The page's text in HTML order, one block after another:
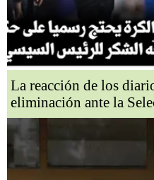
La reacción de los
eliminación ante la